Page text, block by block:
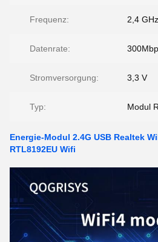
Frequenz: 2,4 GHz
Datenrate:
Stromversorgung: 3,3 V
Typ: Modul
Energie-Modul 2.4G USB Realtek
RTL8192EU Wifi